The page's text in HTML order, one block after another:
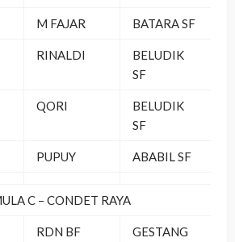
M FAJAR BATARA SF
RINALDI
BELUDIK
SF
QORI
BELUDIK
SF
PUPUY ABABIL SF
C – CONDET RAYA
RDN BF
GESTANG